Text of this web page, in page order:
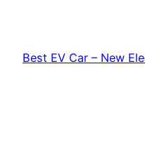
content
Best EV Car – New